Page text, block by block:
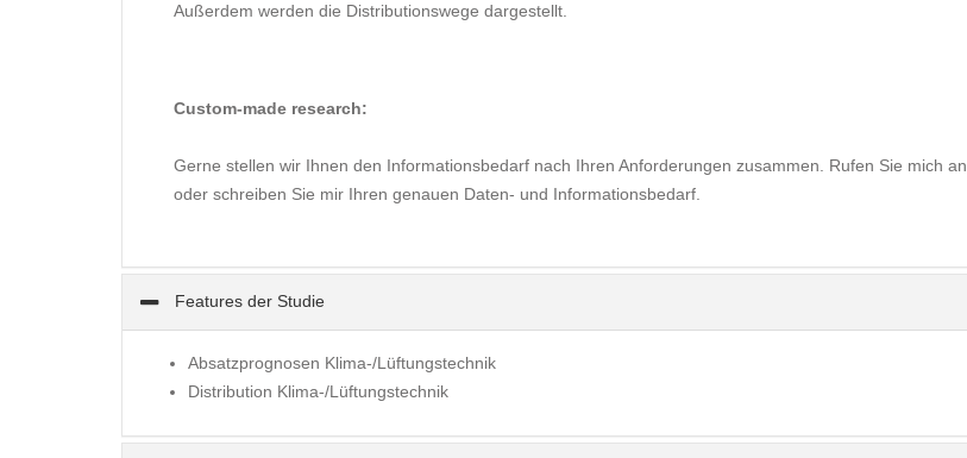
Außerdem werden die Distributionswege dargestellt.
Custom-made research:
Gerne stellen wir Ihnen den Informationsbedarf nach Ihren Anforderungen zusammen. Rufen Sie mich an
oder schreiben Sie mir Ihren genauen Daten- und Informationsbedarf.
Features der Studie
Absatzprognosen Klima-/Lüftungstechnik
Distribution Klima-/Lüftungstechnik